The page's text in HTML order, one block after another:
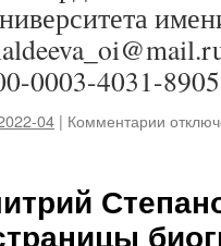
по
0003-4031-8905
04 | Комментарии к
Финно-